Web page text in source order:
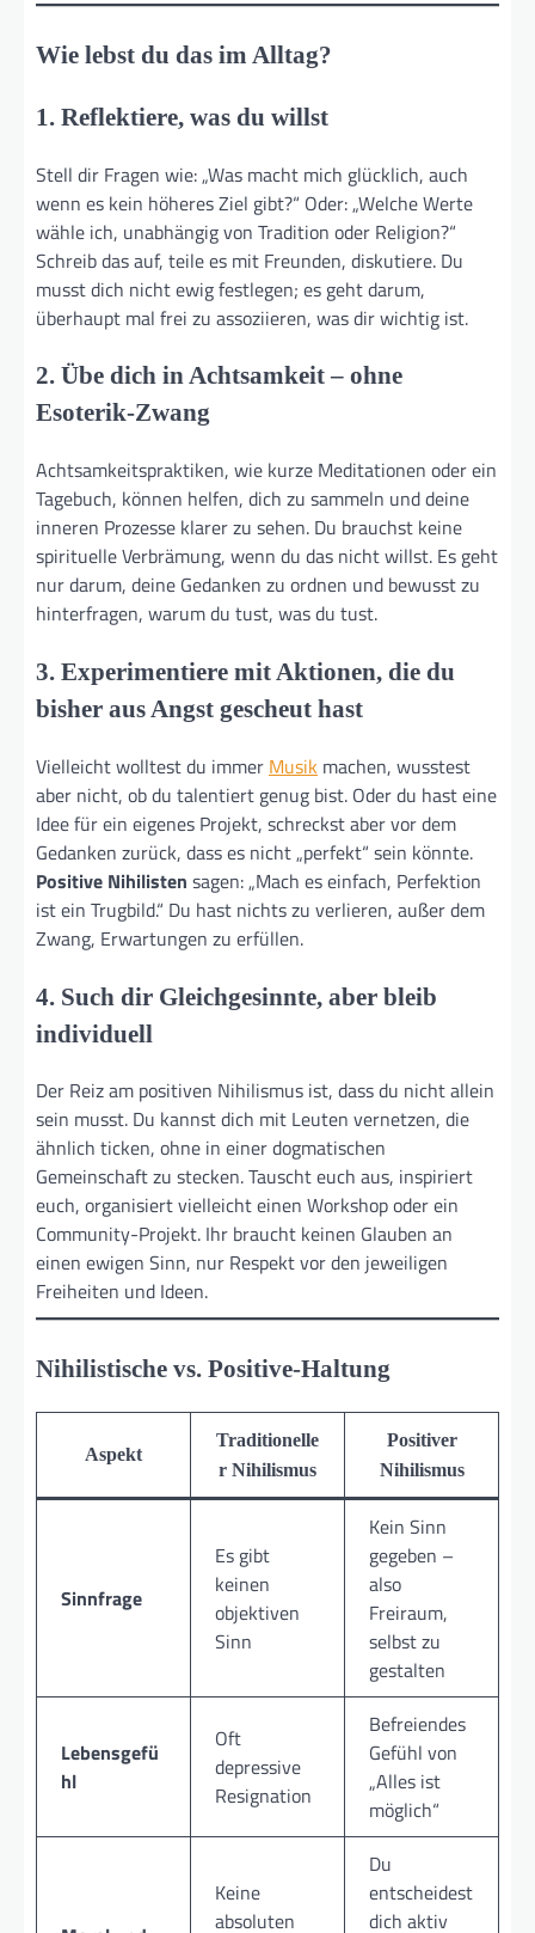
Wie lebst du das im Alltag?
1. Reflektiere, was du willst
Stell dir Fragen wie: „Was macht mich glücklich, auch
wenn es kein höheres Ziel gibt?“ Oder: „Welche Werte
wähle ich, unabhängig von Tradition oder Religion?“
Schreib das auf, teile es mit Freunden, diskutiere. Du
musst dich nicht ewig festlegen; es geht darum,
überhaupt mal frei zu assoziieren, was dir wichtig ist.
2. Übe dich in Achtsamkeit – ohne
Esoterik-Zwang
Achtsamkeitspraktiken, wie kurze Meditationen oder ein
Tagebuch, können helfen, dich zu sammeln und deine
inneren Prozesse klarer zu sehen. Du brauchst keine
spirituelle Verbrämung, wenn du das nicht willst. Es geht
nur darum, deine Gedanken zu ordnen und bewusst zu
hinterfragen, warum du tust, was du tust.
3. Experimentiere mit Aktionen, die du
bisher aus Angst gescheut hast
Vielleicht wolltest du immer Musik machen, wusstest
aber nicht, ob du talentiert genug bist. Oder du hast eine
Idee für ein eigenes Projekt, schreckst aber vor dem
Gedanken zurück, dass es nicht „perfekt“ sein könnte.
Positive Nihilisten sagen: „Mach es einfach, Perfektion
ist ein Trugbild.“ Du hast nichts zu verlieren, außer dem
Zwang, Erwartungen zu erfüllen.
4. Such dir Gleichgesinnte, aber bleib
individuell
Der Reiz am positiven Nihilismus ist, dass du nicht allein
sein musst. Du kannst dich mit Leuten vernetzen, die
ähnlich ticken, ohne in einer dogmatischen
Gemeinschaft zu stecken. Tauscht euch aus, inspiriert
euch, organisiert vielleicht einen Workshop oder ein
Community-Projekt. Ihr braucht keinen Glauben an
einen ewigen Sinn, nur Respekt vor den jeweiligen
Freiheiten und Ideen.
Nihilistische vs. Positive-Haltung
Aspekt
Traditionelle
r Nihilismus
Positiver
Nihilismus
Sinnfrage
Es gibt
keinen
objektiven
Sinn
Kein Sinn
gegeben –
also
Freiraum,
selbst zu
gestalten
Lebensgefü
hl
Oft
depressive
Resignation
Befreiendes
Gefühl von
„Alles ist
möglich“
Keine
absoluten
Du
entscheidest
dich aktiv